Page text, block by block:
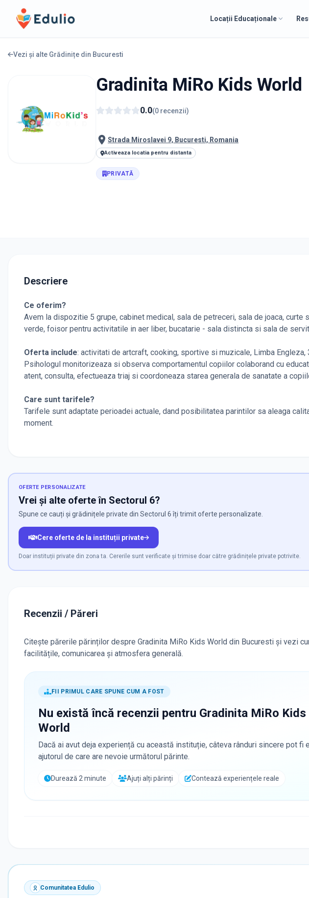
Edulio
Locații Educaționale
Vezi și alte Grădinițe din Bucuresti
Gradinita MiRo Kids World
0.0(0 recenzii)
Strada Miroslavei 9, Bucuresti, Romania
Activeaza locatia pentru distanta
PRIVATĂ
Descriere
Ce oferim?
Avem la dispozitie 5 grupe, cabinet medical, sala de petreceri, sala de joaca,
verde, foisor pentru activitatile in aer liber, bucatarie - sala distincta si sala de
Oferta include: activitati de artcraft, cooking, sportive si muzicale, Limba Engleza,
Psihologul monitorizeaza si observa comportamentul copiilor colaborand cu
atent, consulta, efectueaza triaj si coordoneaza starea generala de sanatate a
Care sunt tarifele?
Tarifele sunt adaptate perioadei actuale, dand posibilitatea parintilor sa aleaga
moment.
OFERTE PERSONALIZATE
Vrei și alte oferte în Sectorul 6?
Spune ce cauți și grădinițele private din Sectorul 6 îți trimit oferte personalizate.
Cere oferte de la instituții private
Doar instituții private din zona ta. Cererile sunt verificate și trimise doar către grădinițele private potrivite.
Recenzii / Păreri
Citește părerile părinților despre Gradinita MiRo Kids World din Bucuresti și vezi
facilitățile, comunicarea și atmosfera generală.
FII PRIMUL CARE SPUNE CUM A FOST
Nu există încă recenzii pentru Gradinita MiRo Kids
World
Dacă ai avut deja experiență cu această instituție, câteva rânduri sincere pot fi
ajutorul de care are nevoie următorul părinte.
Durează 2 minute Ajuți alți părinți Contează experiențele reale
Comunitatea Edulio